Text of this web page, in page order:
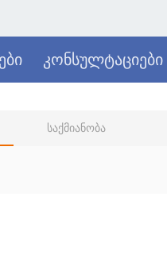
კონსულტაციები
საქმიანობა